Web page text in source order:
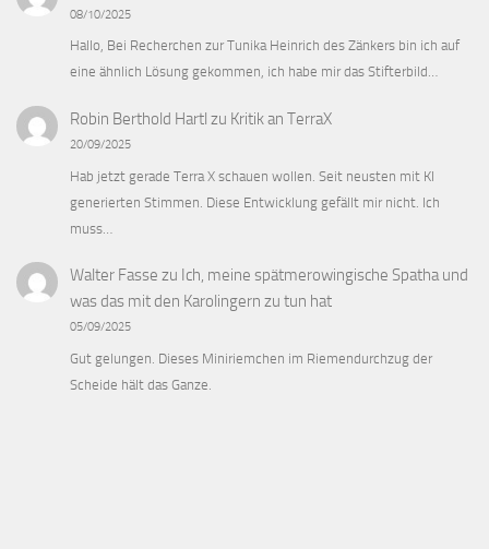
08/10/2025
Hallo, Bei Recherchen zur Tunika Heinrich des Zänkers bin ich auf
eine ähnlich Lösung gekommen, ich habe mir das Stifterbild…
Robin Berthold Hartl zu Kritik an TerraX
20/09/2025
Hab jetzt gerade Terra X schauen wollen. Seit neusten mit KI
generierten Stimmen. Diese Entwicklung gefällt mir nicht. Ich
muss…
Walter Fasse zu Ich, meine spätmerowingische Spatha und
was das mit den Karolingern zu tun hat
05/09/2025
Gut gelungen. Dieses Miniriemchen im Riemendurchzug der
Scheide hält das Ganze.